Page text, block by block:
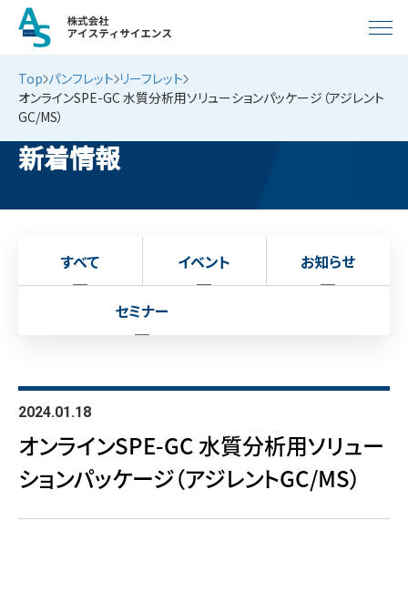
Top パンフレット リーフレット
オンラインSPE-GC 水質分析用ソリューションパッケージ（アジレント
GC/MS）
新着情報
すべて イベント お知らせ
セミナー
2024.01.18
オンラインSPE-GC 水質分析用ソリュー
ションパッケージ（アジレントGC/MS）